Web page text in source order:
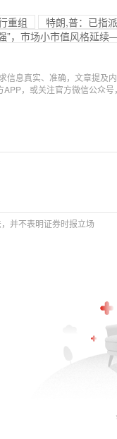
重组
特朗,普：已指
强”，市场小市值风格延
信息真实、准确，文章提及
APP，或关注官方微信公众
并不表明证券时报立场